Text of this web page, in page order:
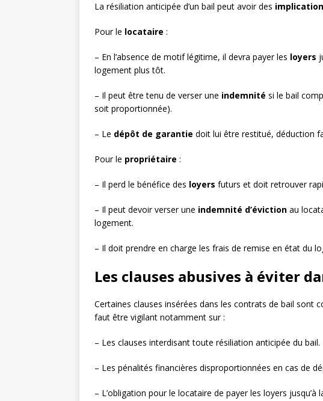
La résiliation anticipée d’un bail peut avoir des
Pour le locataire :
– En l’absence de motif légitime, il devra payer les loyers
logement plus tôt.
– Il peut être tenu de verser une indemnité si le bail
soit proportionnée).
– Le dépôt de garantie doit lui être restitué, déduction
Pour le propriétaire :
– Il perd le bénéfice des loyers futurs et doit retrouver
– Il peut devoir verser une indemnité d’éviction au
logement.
– Il doit prendre en charge les frais de remise en état du
Les clauses abusives à éviter
Certaines clauses insérées dans les contrats de bail sont
faut être vigilant notamment sur :
– Les clauses interdisant toute résiliation anticipée du bail.
– Les pénalités financières disproportionnées en cas de
– L’obligation pour le locataire de payer les loyers